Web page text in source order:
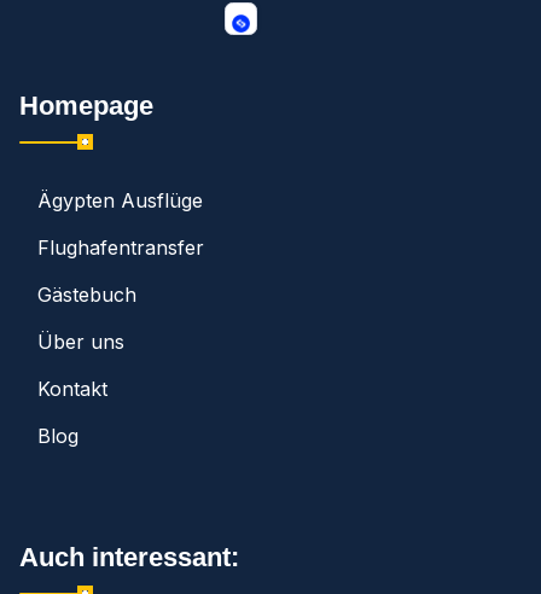
Homepage
Ägypten Ausflüge
Flughafentransfer
Gästebuch
Über uns
Kontakt
Blog
Auch interessant: